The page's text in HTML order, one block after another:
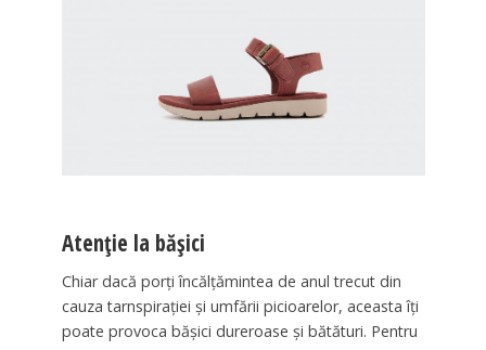
Atenție la bășici
Chiar dacă porți încălțămintea de anul trecut din
cauza tarnspirației și umfării picioarelor, aceasta îți
poate provoca bășici dureroase și bătături. Pentru